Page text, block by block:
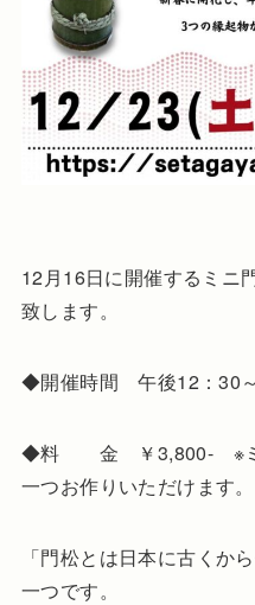
12月16日に開催するミニ
致します。
◆開催時間 午後12：30
◆料 金 ￥3,800- ※ミ
一つお作りいただけます。
「門松とは日本に古くか
一つです。